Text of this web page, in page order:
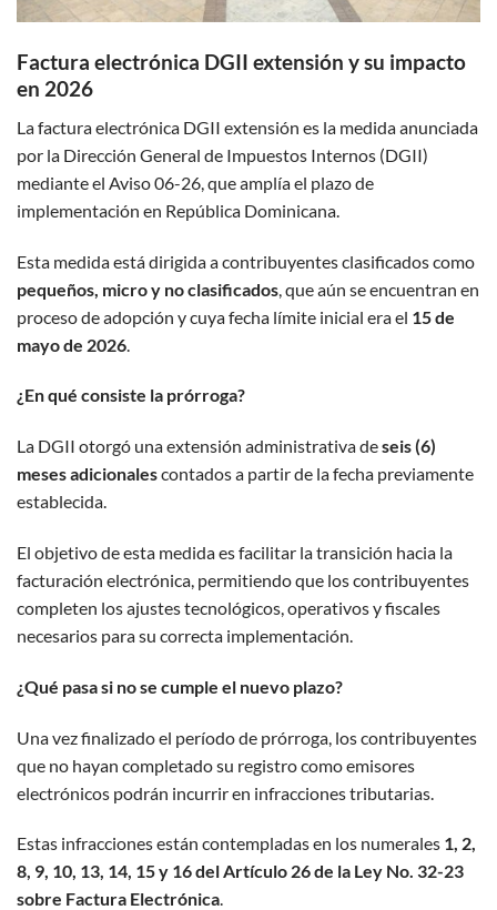
Factura electrónica DGII extensión y su impacto
en 2026
La factura electrónica DGII extensión es la medida anunciada
por la Dirección General de Impuestos Internos (DGII)
mediante el Aviso 06-26, que amplía el plazo de
implementación en República Dominicana.
Esta medida está dirigida a contribuyentes clasificados como
pequeños, micro y no clasificados , que aún se encuentran en
proceso de adopción y cuya fecha límite inicial era el 15 de
mayo de 2026
¿En qué consiste la prórroga?
La DGII otorgó una extensión administrativa deseis (6)
meses adicionalescontados a partir de la fecha previamente
establecida.
El objetivo de esta medida es facilitar la transición hacia la
facturación electrónica, permitiendo que los contribuyentes
completen los ajustes tecnológicos, operativos y fiscales
necesarios para su correcta implementación.
¿Qué pasa si no se cumple el nuevo plazo?
Una vez finalizado el período de prórroga, los contribuyentes
que no hayan completado su registro como emisores
electrónicos podrán incurrir en infracciones tributarias.
Estas infracciones están contempladas en los numerales 1, 2,
8, 9, 10, 13, 14, 15 y 16 del Artículo 26 de la Ley No. 32-23
sobre Factura Electrónica.